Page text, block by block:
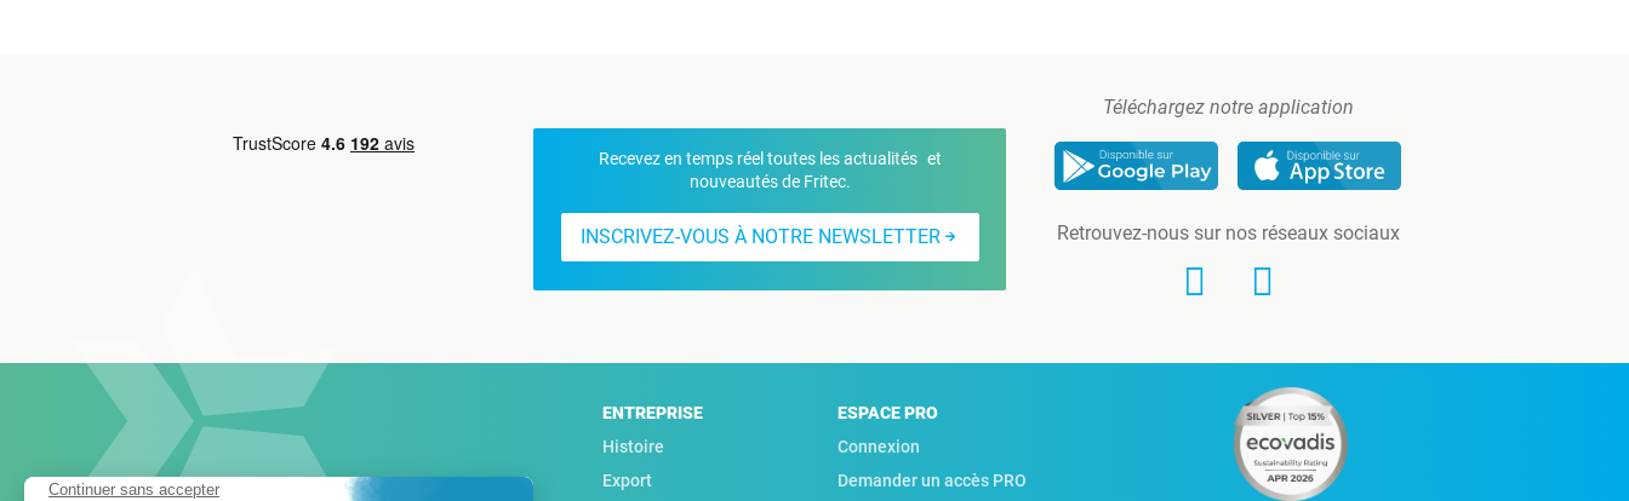
Recevez en temps réel toutes les actualités et
nouveautés de Fritec.
INSCRIVEZ-VOUS À NOTRE NEWSLETTER
Téléchargez notre application
Retrouvez-nous sur nos réseaux sociaux
ENTREPRISE
Histoire
Export
ESPACE PRO
Connexion
Demander un accès PRO